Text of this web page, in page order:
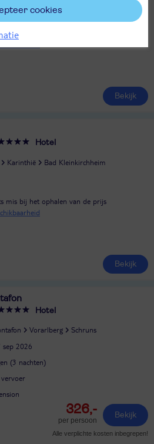
mis bij het ophalen van de prijs
Bekijk
Hotel
Karinthië Bad Kleinkirchheim
mis bij het ophalen van de prijs
Bekijk
Hotel
Vorarlberg Schruns
sep 2026
(3 nachten)
vervoer
326,-
per persoon
Bekijk
Alle verplichte kosten inbegrepen!
cookies